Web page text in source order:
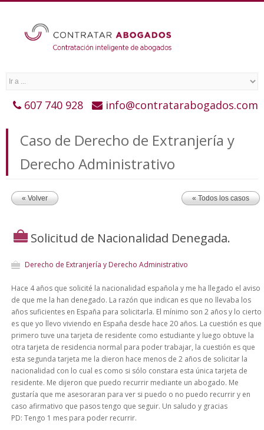
607 740 928 info@contratarabogados.com
Caso de Derecho de Extranjería y
Derecho Administrativo
« Volver « Todos los casos
Solicitud de Nacionalidad Denegada.
Derecho de Extranjería y Derecho Administrativo
Hace 4 años que solicité la nacionalidad española y me ha llegado el aviso
de que me la han denegado. La razón que indican es que no llevaba los
años suficientes en España para solicitarla. El mínimo son 2 años y lo cierto
es que yo llevo viviendo en España desde hace 20 años. La cuestión es que
primero tuve una tarjeta de residente como estudiante y luego obtuve la
otra tarjeta de residencia normal para poder trabajar, la cuestión es que
esta segunda tarjeta me la dieron hace menos de 2 años de solicitar la
nacionalidad con lo cual es como si sólo constara esta única tarjeta de
residente. Me dijeron que puedo recurrir mediante un abogado. Me
gustaría que me asesoraran para ver si puedo o no puedo recurrir y en
caso afirmativo que pasos tengo que seguir. Un saludo y gracias
PD: Tengo 1 mes para poder recurrir.